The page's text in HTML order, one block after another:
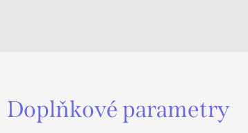
Doplňkové parametry